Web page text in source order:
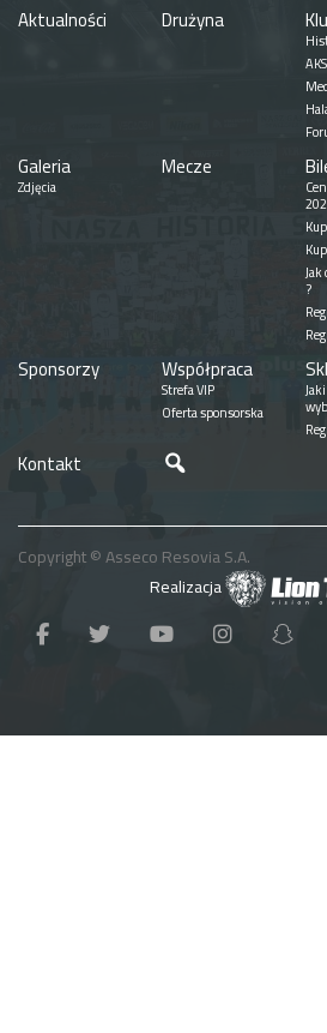
Aktualności Drużyna
Galeria
Zdjęcia
Mecze
?
Sponsorzy Współpraca
Strefa VIP
Oferta sponsorska
Kontakt
Copyright © Asseco Resovia S.A.
Realizacja